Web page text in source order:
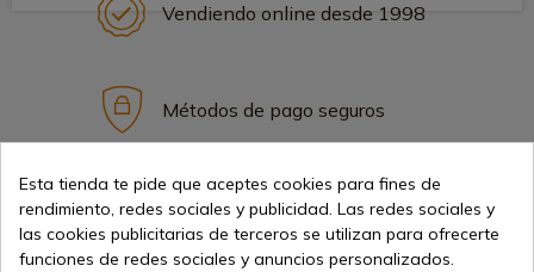
Vendiendo online desde 1998
Métodos de pago seguros
Envíos internacionales
Esta tienda te pide que aceptes cookies para fines de
rendimiento, redes sociales y publicidad. Las redes sociales y
las cookies publicitarias de terceros se utilizan para ofrecerte
funciones de redes sociales y anuncios personalizados.